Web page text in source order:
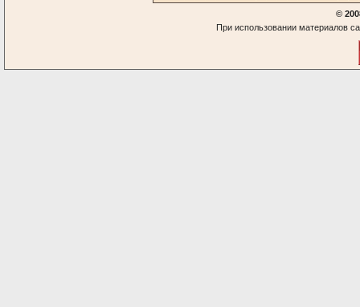
©
При использовании материалов